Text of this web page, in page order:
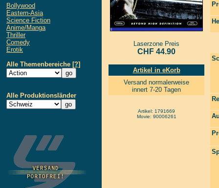
Bollywood
Eastern-Asia
Science Fiction
Anime/Manga
Thriller
Comedy
Erotik
Alle Themenbereiche [?]
Alle Produktionsländer
Laserzone Preis
CHF 44.90
Artikel in eKorb
Versand normalerweise
innert 7-20 Tagen
Artikel: 1791669
Movie: 90006261